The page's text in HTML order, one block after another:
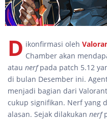
D ikonfirmasi oleh
Chamber akan
atau nerfpada patch 5.12
di bulan Desember ini.
menjadi bagian dari
cukup signifikan. Nerf yang
alasan. Sejak dilakukan nerf